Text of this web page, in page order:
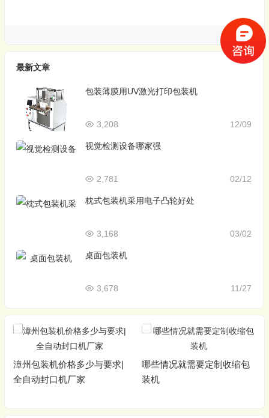
最新文章
包装薄膜用UV激光打印包装机
12/09
3,208
视觉检测设备哪家强
02/12
2,781
枕式包装机采用电子凸轮好处
03/02
3,168
桌面包装机
11/27
3,678
漳州包装机价格多少与要求|
全自动封口机厂家
哪些情况就需要定制收缩包
装机